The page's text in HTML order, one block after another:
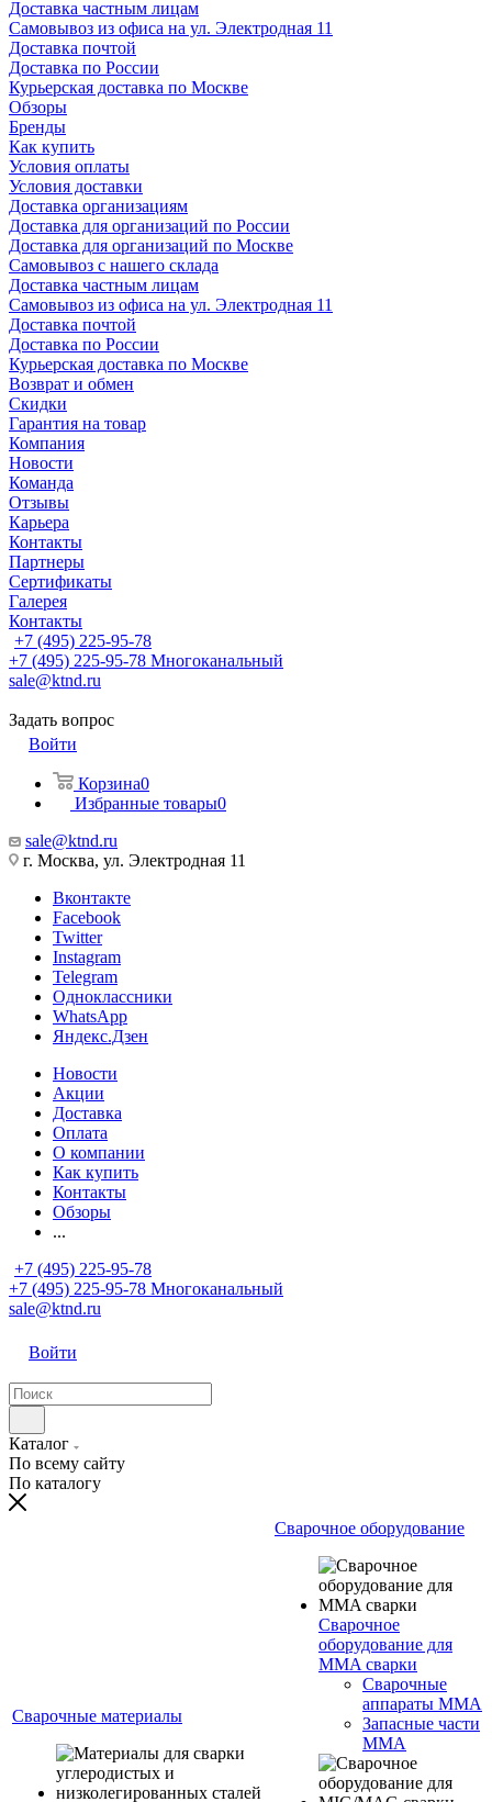
Доставка частным лицам
Самовывоз из офиса на ул. Электродная 11
Доставка почтой
Доставка по России
Курьерская доставка по Москве
Обзоры
Бренды
Как купить
Условия оплаты
Условия доставки
Доставка организациям
Доставка для организаций по России
Доставка для организаций по Москве
Самовывоз с нашего склада
Доставка частным лицам
Самовывоз из офиса на ул. Электродная 11
Доставка почтой
Доставка по России
Курьерская доставка по Москве
Возврат и обмен
Скидки
Гарантия на товар
Компания
Новости
Команда
Отзывы
Карьера
Контакты
Партнеры
Сертификаты
Галерея
Контакты
+7 (495) 225-95-78
+7 (495) 225-95-78 Многоканальный
sale@ktnd.ru
Задать вопрос
Войти
Корзина0
Избранные товары0
sale@ktnd.ru
г. Москва, ул. Электродная 11
Вконтакте
Facebook
Twitter
Instagram
Telegram
Одноклассники
WhatsApp
Яндекс.Дзен
Новости
Акции
Доставка
Оплата
О компании
Как купить
Контакты
Обзоры
...
+7 (495) 225-95-78
+7 (495) 225-95-78 Многоканальный
sale@ktnd.ru
Войти
Каталог
По всему сайту
По каталогу
Сварочные материалы
Сварочное оборудование
Сварочное
оборудование для
MMA сварки
Сварочные
аппараты MMA
Запасные части
MMA